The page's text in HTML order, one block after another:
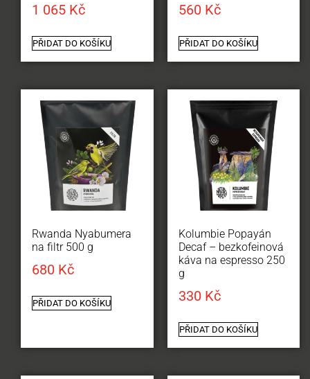
1 065 Kč
PŘIDAT DO KOŠÍKU
560 Kč
PŘIDAT DO KOŠÍKU
Rwanda Nyabumera
na filtr 500 g
680 Kč
PŘIDAT DO KOŠÍKU
Kolumbie Popayán
Decaf – bezkofeinová
káva na espresso 250
g
330 Kč
PŘIDAT DO KOŠÍKU